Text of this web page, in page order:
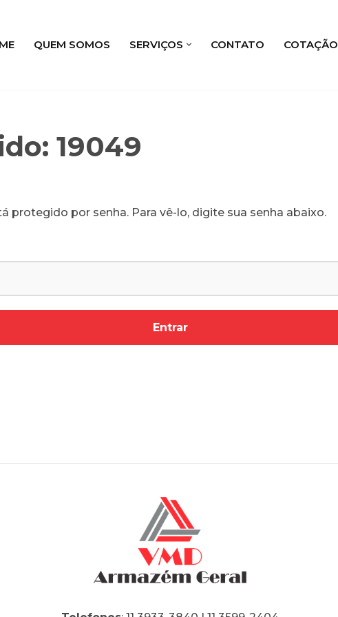
QUEM SOMOS SERVIÇOS CONTATO COTAÇÃO
19049
protegido por senha. Para vê-lo, digite sua senha abaixo.